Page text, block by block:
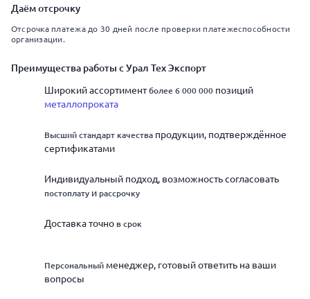
Даём отсрочку
Отсрочка платежа до 30 дней после проверки платежеспособности
организации.
Преимущества работы с Урал Тех Экспорт
Широкий ассортиментболее 6 000 000 позиций
металлопроката
Высший стандарт качества продукции, подтверждённое
сертификатами
Индивидуальный подход, возможность согласовать
постоплату и рассрочку
Доставка точно в срок
Персональный менеджер, готовый ответить на ваши
вопросы